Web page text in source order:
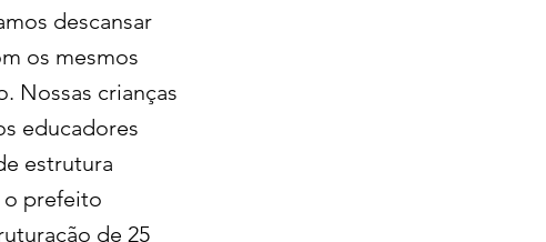
descansar
os mesmos
Nossas crianças
educadores
estrutura
o prefeito
de 25